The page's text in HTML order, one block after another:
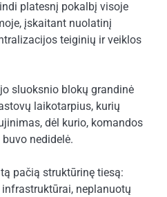
platesnį pokalbį visoje
įskaitant nuolatinį
teiginių ir veiklos
sluoksnio blokų grandinė
laikotarpius, kurių
dėl kurio, komandos
nedidelė.
pačią struktūrinę tiesą:
neplanuotų